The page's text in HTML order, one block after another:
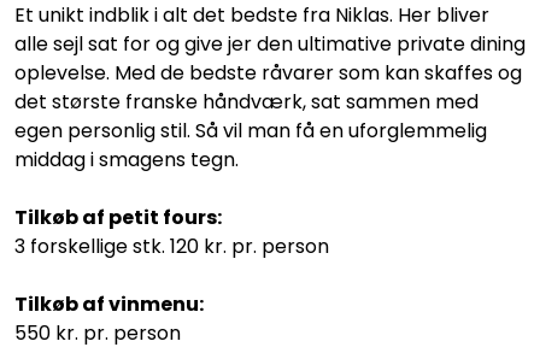
Et unikt indblik i alt det bedste fra Niklas. Her bliver
alle sejl sat for og give jer den ultimative private dining
oplevelse. Med de bedste råvarer som kan skaffes og
det største franske håndværk, sat sammen med
egen personlig stil. Så vil man få en uforglemmelig
middag i smagens tegn.
Tilkøb af petit fours:
3 forskellige stk. 120 kr. pr. person
Tilkøb af vinmenu:
550 kr. pr. person